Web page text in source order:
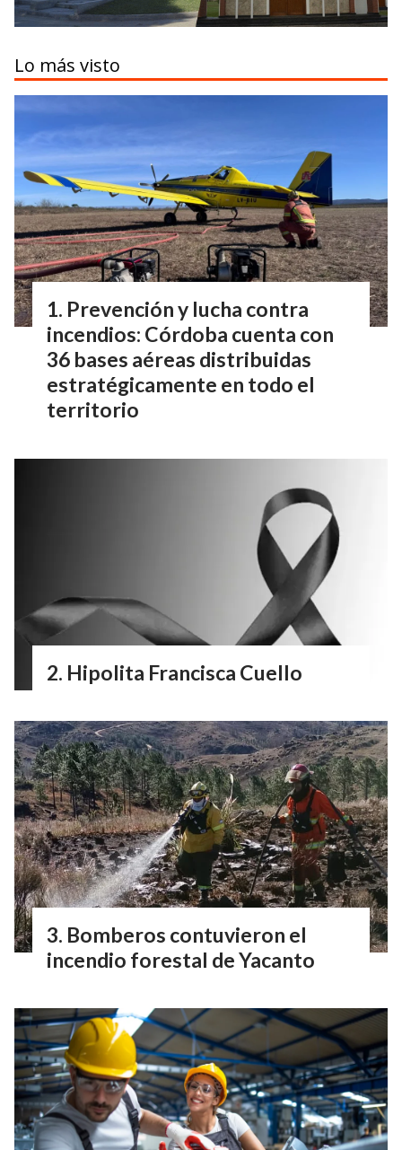
Lo más visto
Prevención y lucha contra
incendios: Córdoba cuenta con
36 bases aéreas distribuidas
estratégicamente en todo el
territorio
Hipolita Francisca Cuello
Bomberos contuvieron el
incendio forestal de Yacanto